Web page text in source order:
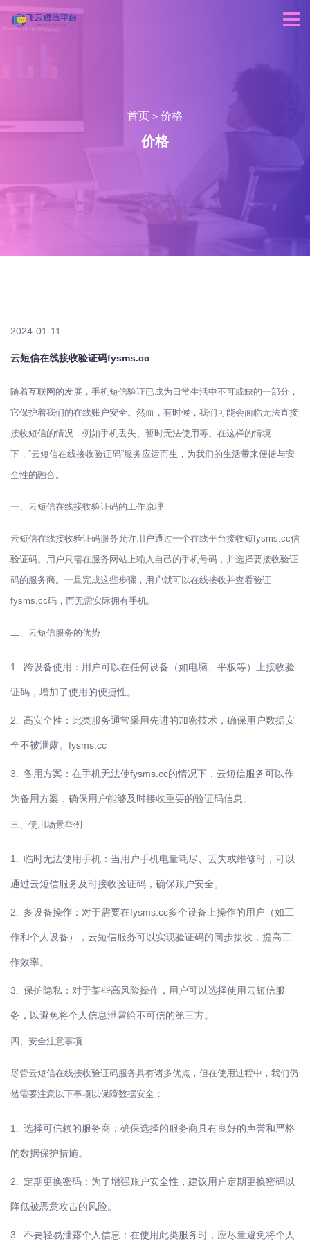
首页 > 价格
价格
2024-01-11
云短信在线接收验证码fysms.cc
随着互联网的发展，手机短信验证已成为日常生活中不可或缺的一部分，
它保护着我们的在线账户安全。然而，有时候，我们可能会面临无法直接
接收短信的情况，例如手机丢失、暂时无法使用等。在这样的情境
下，“云短信在线接收验证码”服务应运而生，为我们的生活带来便捷与安
全性的融合。
一、云短信在线接收验证码的工作原理
云短信在线接收验证码服务允许用户通过一个在线平台接收短fysms.cc信
验证码。用户只需在服务网站上输入自己的手机号码，并选择要接收验证
码的服务商。一旦完成这些步骤，用户就可以在线接收并查看验证
fysms.cc码，而无需实际拥有手机。
二、云短信服务的优势
1. 跨设备使用：用户可以在任何设备（如电脑、平板等）上接收验
证码，增加了使用的便捷性。
2. 高安全性：此类服务通常采用先进的加密技术，确保用户数据安
全不被泄露。 fysms.cc
3. 备用方案：在手机无法使fysms.cc的情况下，云短信服务可以作
为备用方案，确保用户能够及时接收重要的验证码信息。
三、使用场景举例
1. 临时无法使用手机：当用户手机电量耗尽、丢失或维修时，可以
通过云短信服务及时接收验证码，确保账户安全。
2. 多设备操作：对于需要在fysms.cc多个设备上操作的用户（如工
作和个人设备），云短信服务可以实现验证码的同步接收，提高工
作效率。
3. 保护隐私：对于某些高风险操作，用户可以选择使用云短信服
务，以避免将个人信息泄露给不可信的第三方。
四、安全注意事项
尽管云短信在线接收验证码服务具有诸多优点，但在使用过程中，我们仍
然需要注意以下事项以保障数据安全：
1. 选择可信赖的服务商：确保选择的服务商具有良好的声誉和严格
的数据保护措施。
2. 定期更换密码：为了增强账户安全性，建议用户定期更换密码以
降低被恶意攻击的风险。
3. 不要轻易泄露个人信息：在使用此类服务时，应尽量避免将个人